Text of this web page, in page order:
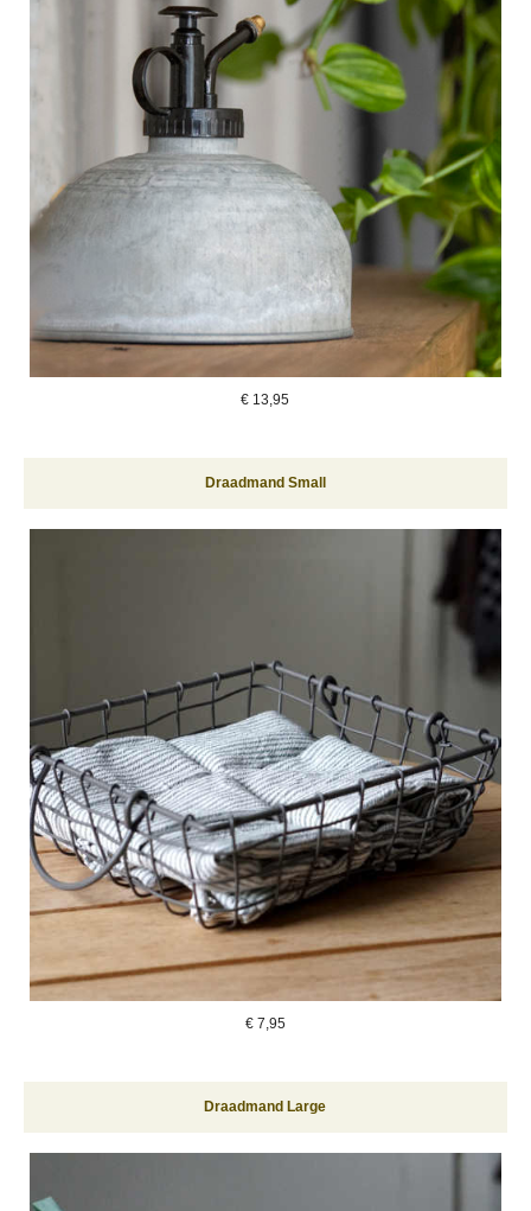
€ 13,95
Draadmand Small
€ 7,95
Draadmand Large